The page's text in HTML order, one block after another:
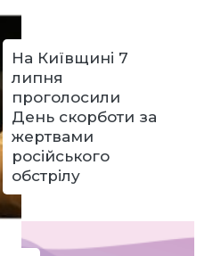
На Київщині 7
липня
проголосили
День скорботи за
жертвами
російського
обстрілу